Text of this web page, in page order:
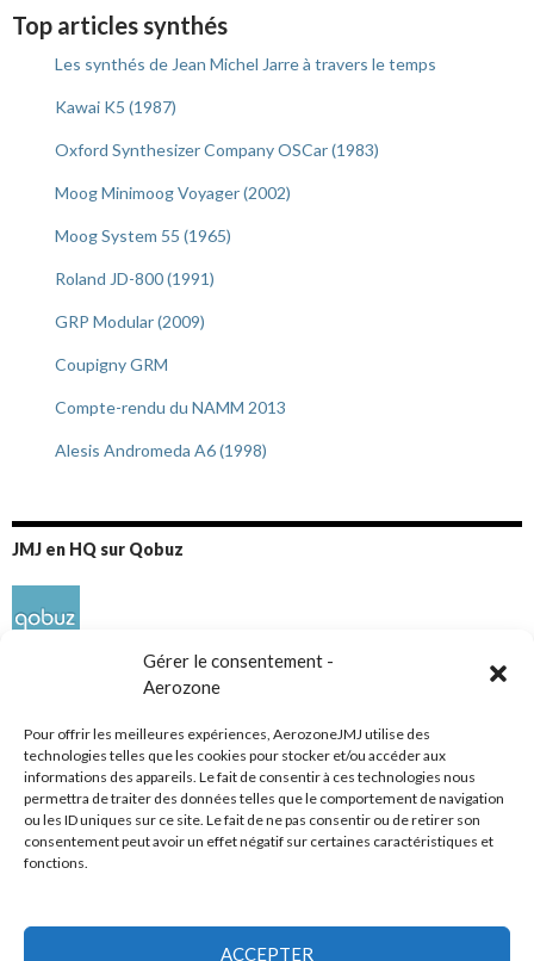
Gérer le consentement -
Aerozone
Pour offrir les meilleures expériences, AerozoneJMJ utilise des
technologies telles que les cookies pour stocker et/ou accéder aux
informations des appareils. Le fait de consentir à ces technologies nous
permettra de traiter des données telles que le comportement de navigation
ou les ID uniques sur ce site. Le fait de ne pas consentir ou de retirer son
consentement peut avoir un effet négatif sur certaines caractéristiques et
fonctions.
ACCEPTER
Top articles synthés
Les synthés de Jean Michel Jarre à travers le temps
Kawai K5 (1987)
Oxford Synthesizer Company OSCar (1983)
Moog Minimoog Voyager (2002)
Moog System 55 (1965)
Roland JD-800 (1991)
GRP Modular (2009)
Coupigny GRM
Compte-rendu du NAMM 2013
Alesis Andromeda A6 (1998)
JMJ en HQ sur Qobuz
Réseaux sociaux